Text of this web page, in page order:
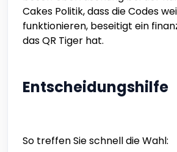
Cakes Politik, dass die Codes
funktionieren, beseitigt ein
das QR Tiger hat.
Entscheidungshilfe
So treffen Sie schnell die Wahl: